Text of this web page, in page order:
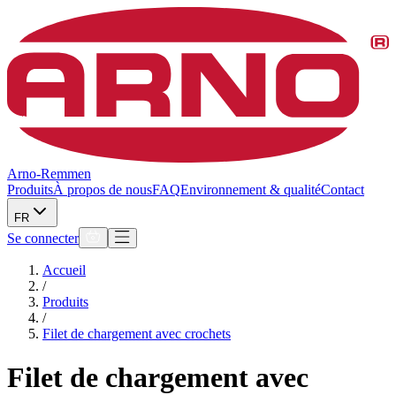
Arno-Remmen
ProduitsÀ propos de nousFAQEnvironnement & qualitéContact
FR
Se connecter
Accueil
/
Produits
/
Filet de chargement avec crochets
Filet de chargement avec